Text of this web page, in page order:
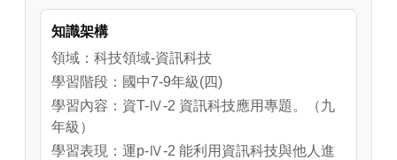
知識架構
領域：科技領域-資訊科技
學習階段：國中7-9年級(四)
學習內容：資T-Ⅳ-2 資訊科技應用專題。（九
年級）
學習表現：運p-Ⅳ-2 能利用資訊科技與他人進